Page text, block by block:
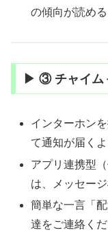
の傾向が読める
▶ ③ チャイム
インターホン
て通知が届く
アプリ連携型
は、メッセー
簡単な一言「
達をご連絡くだ